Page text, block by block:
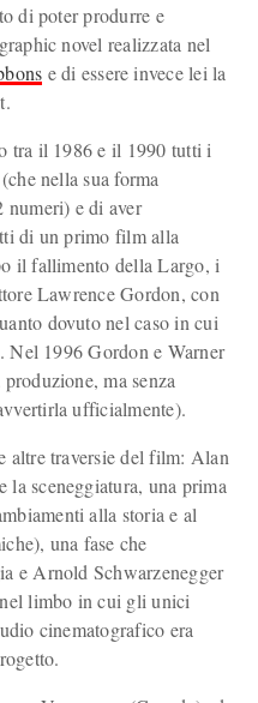
di poter produrre e
novel realizzata nel
e di essere invece lei la
tra il 1986 e il 1990 tutti i
nella sua forma
numeri) e di aver
di un primo film alla
il fallimento della Largo, i
Lawrence Gordon, con
dovuto nel caso in cui
1996 Gordon e Warner
ma senza
ufficialmente).
altre traversie del film: Alan
la sceneggiatura, una prima
alla storia e al
una fase che
e Arnold Schwarzenegger
limbo in cui gli unici
cinematografico era